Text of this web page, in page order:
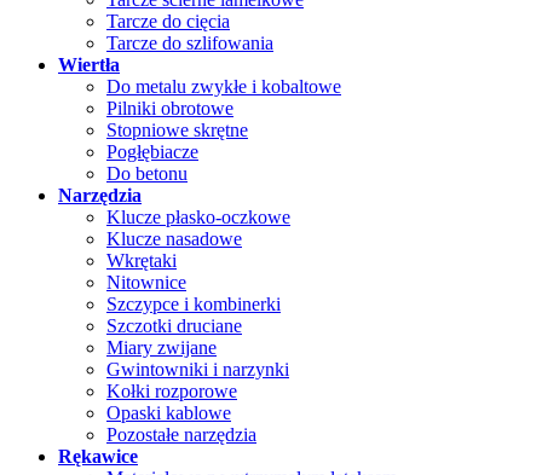
Tarcze do cięcia
Tarcze do szlifowania
Wiertła
Do metalu zwykłe i kobaltowe
Pilniki obrotowe
Stopniowe skrętne
Pogłębiacze
Do betonu
Narzędzia
Klucze płasko-oczkowe
Klucze nasadowe
Wkrętaki
Nitownice
Szczypce i kombinerki
Szczotki druciane
Miary zwijane
Gwintowniki i narzynki
Kołki rozporowe
Opaski kablowe
Pozostałe narzędzia
Rękawice